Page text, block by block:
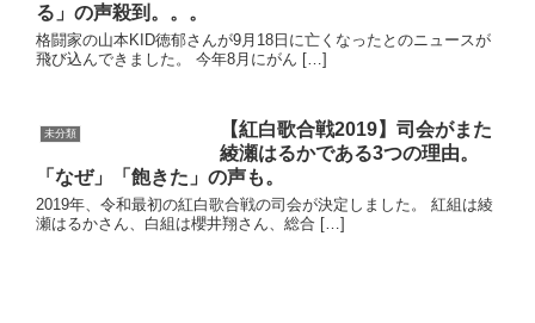
る」の声殺到。。。
格闘家の山本KID徳郁さんが9月18日に亡くなったとのニュースが
飛び込んできました。 今年8月にがん […]
未分類
【紅白歌合戦2019】司会がまた
綾瀬はるかである3つの理由。
「なぜ」「飽きた」の声も。
2019年、令和最初の紅白歌合戦の司会が決定しました。 紅組は綾
瀬はるかさん、白組は櫻井翔さん、総合 […]